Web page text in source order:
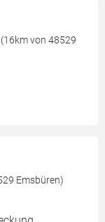
von 48529
Emsbüren)